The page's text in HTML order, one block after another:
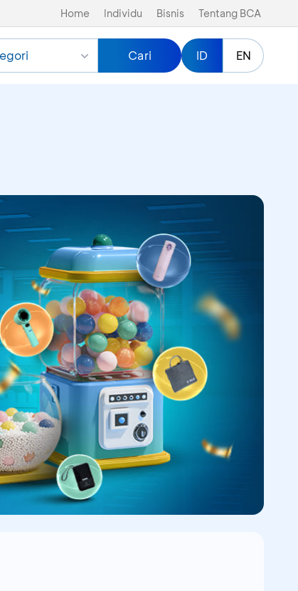
Home Individu Bisnis Tentang BCA
Cari ID EN